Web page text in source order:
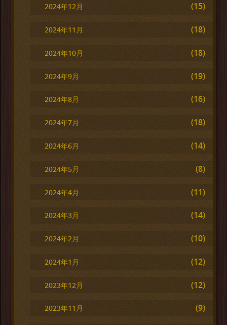
2024年12月 (15)
2024年11月 (18)
2024年10月 (18)
2024年9月 (19)
2024年8月 (16)
2024年7月 (18)
2024年6月 (14)
2024年5月 (8)
2024年4月 (11)
2024年3月 (14)
2024年2月 (10)
2024年1月 (12)
2023年12月 (12)
2023年11月 (9)